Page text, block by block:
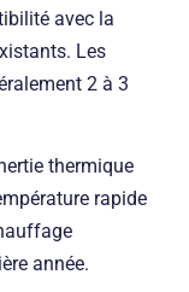
avec la
Les
2 à 3
thermique
rapide
année.